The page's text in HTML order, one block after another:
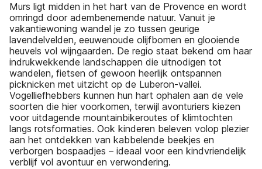
Murs ligt midden in het hart van de Provence en wordt
omringd door adembenemende natuur. Vanuit je
vakantiewoning wandel je zo tussen geurige
lavendelvelden, eeuwenoude olijfbomen en glooiende
heuvels vol wijngaarden. De regio staat bekend om haar
indrukwekkende landschappen die uitnodigen tot
wandelen, fietsen of gewoon heerlijk ontspannen
picknicken met uitzicht op de Luberon-vallei.
Vogelliefhebbers kunnen hun hart ophalen aan de vele
soorten die hier voorkomen, terwijl avonturiers kiezen
voor uitdagende mountainbikeroutes of klimtochten
langs rotsformaties. Ook kinderen beleven volop plezier
aan het ontdekken van kabbelende beekjes en
verborgen bospaadjes – ideaal voor een kindvriendelijk
verblijf vol avontuur en verwondering.